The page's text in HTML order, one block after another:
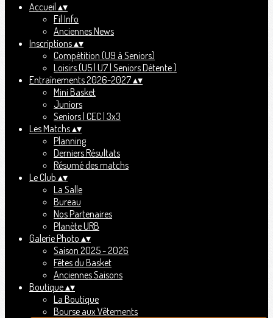
Accueil ▴▾
Fil Info
Anciennes News
Inscriptions▴▾
Compétition (U9 à Seniors)
Loisirs (U5 | U7 | Seniors Détente )
Entraînements 2026-2027▴▾
Mini Basket
Juniors
Seniors | CEC | 3x3
Les Matchs▴▾
Planning
Derniers Résultats
Résumé des matchs
Le Club ▴▾
La Salle
Bureau
Nos Partenaires
Planète URB
Galerie Photo ▴▾
Saison 2025 - 2026
Fêtes du Basket
Anciennes Saisons
Boutique▴▾
La Boutique
Bourse aux Vêtements